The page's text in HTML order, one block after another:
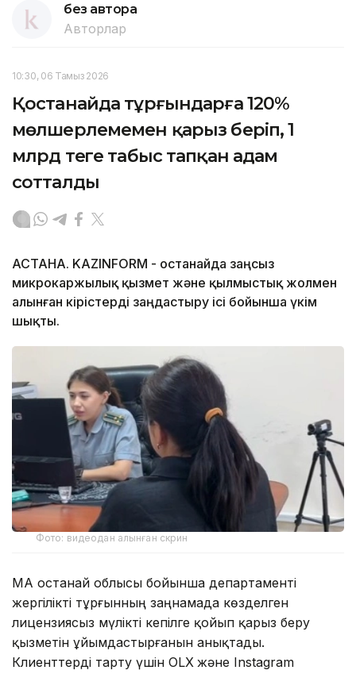
без автора
Авторлар
10:30, 06 Тамыз 2026
Қостанайда тұрғындарға 120%
мөлшерлемемен қарыз беріп, 1
млрд теңге табыс тапқан адам
сотталды
АСТАНА. KAZINFORM - Қостанайда заңсыз
микрокаржылық қызмет және қылмыстық жолмен
алынған кірістерді заңдастыру ісі бойынша үкім
шықты.
Фото: видеодан алынған скрин
ҚМА Қостанай облысы бойынша департаменті
жергілікті тұрғынның заңнамада көзделген
лицензиясыз мүлікті кепілге қойып қарыз беру
қызметін ұйымдастырғанын анықтады.
Клиенттерді тарту үшін OLX және Instagram